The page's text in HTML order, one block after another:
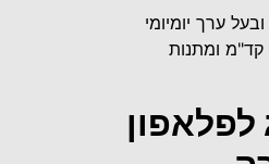
ערך יומיומי
קד"מ ומתנות